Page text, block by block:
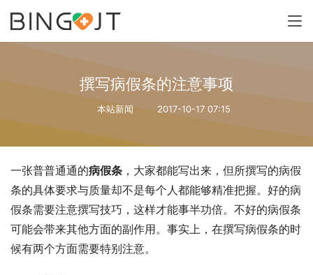
撰写病假条的注意事项
本站新闻 2017-10-17 07:15
一张普普通通的病假条 ，大家都能写出来，但所撰写的病假
条的具体要求与质量却不是每个人都能够精准把握。好的病
假条需要注意撰写技巧，这样才能事半功倍。不好的病假条
可能会带来其他方面的副作用。事实上，在撰写病假条的时
候有两个方面需要特别注意。